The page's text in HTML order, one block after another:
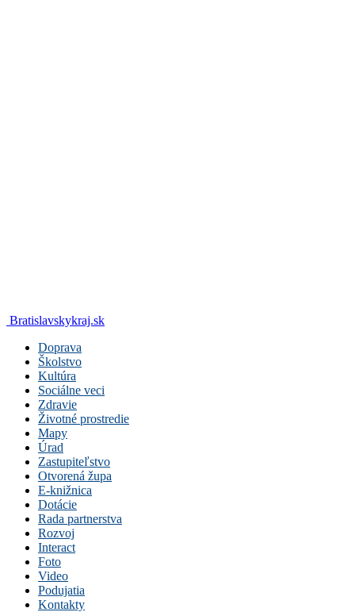
Bratislavskykraj.sk
Doprava
Školstvo
Kultúra
Sociálne veci
Zdravie
Životné prostredie
Mapy
Úrad
Zastupiteľstvo
Otvorená župa
E-knižnica
Dotácie
Rada partnerstva
Rozvoj
Interact
Foto
Video
Podujatia
Kontakty